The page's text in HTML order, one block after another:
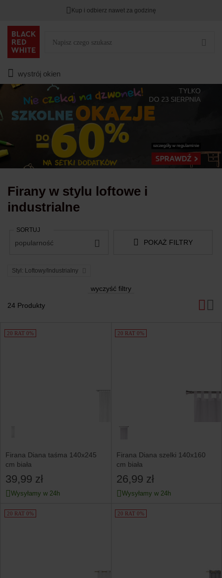
DODATKOWE -3%PRZY ZAKUPIE 2
Kup i odbierz nawet za godzinę
wystrój okien
Firany w stylu loftowe i
industrialne
24 Produkty
POKAŻ FILTRY
Styl: Loftowy/Industrialny
wyczyść filtry
SORTUJ
popularność
Produkty
20 RAT 0%
Firana Diana taśma 140x245
cm biała
39,99 zł
Wysyłamy w 24h
20 RAT 0%
Firana Diana szelki 140x160
cm biała
26,99 zł
Wysyłamy w 24h
20 RAT 0% 20 RAT 0%